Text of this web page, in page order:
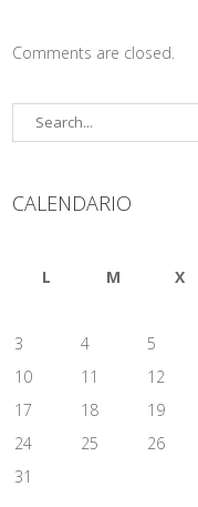
Comments are closed.
CALENDARIO
L
M X
3
4 5
10
11 12
17
18 19
24
25 26
31